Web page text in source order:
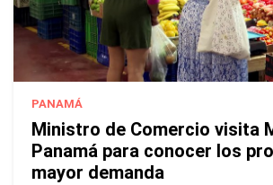
PANAMÁ
Ministro de Comercio visita
Panamá para conocer los
mayor demanda